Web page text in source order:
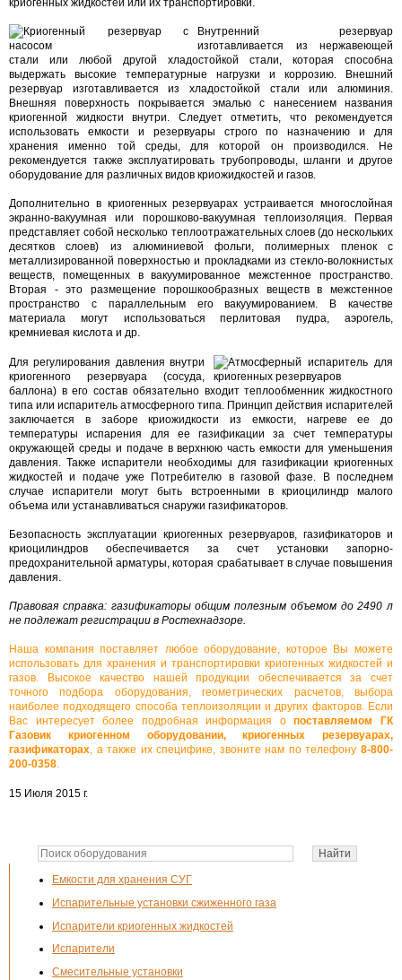
Емкости для хранения СУГ
Испарительные установки сжиженного газа
Испарители криогенных жидкостей
Испарители
Смесительные установки
криогенных жидкостей или их транспортировки.
Внутренний резервуар
изготавливается из нержавеющей
стали или любой другой хладостойкой стали, которая способна
выдержать высокие температурные нагрузки и коррозию. Внешний
резервуар изготавливается из хладостойкой стали или алюминия.
Внешняя поверхность покрывается эмалью с нанесением названия
криогенной жидкости внутри. Следует отметить, что рекомендуется
использовать емкости и резервуары строго по назначению и для
хранения именно той среды, для которой он производился. Не
рекомендуется также эксплуатировать трубопроводы, шланги и другое
оборудование для различных видов криожидкостей и газов.
Дополнительно в криогенных резервуарах устраивается многослойная
экранно-вакуумная или порошково-вакуумная теплоизоляция. Первая
представляет собой несколько теплоотражательных слоев (до нескольких
десятков слоев) из алюминиевой фольги, полимерных пленок с
металлизированной поверхностью и прокладками из стекло-волокнистых
веществ, помещенных в вакуумированное межстенное пространство.
Вторая - это размещение порошкообразных веществ в межстенное
пространство с параллельным его вакуумированием. В качестве
материала могут использоваться перлитовая пудра, аэрогель,
кремниевая кислота и др.
Для регулирования давления внутри
криогенного резервуара (сосуда,
баллона) в его состав обязательно входит теплообменник жидкостного
типа или испаритель атмосферного типа. Принцип действия испарителей
заключается в заборе криожидкости из емкости, нагреве ее до
температуры испарения для ее газификации за счет температуры
окружающей среды и подаче в верхнюю часть емкости для уменьшения
давления. Также испарители необходимы для газификации криогенных
жидкостей и подаче уже Потребителю в газовой фазе. В последнем
случае испарители могут быть встроенными в криоцилиндр малого
объема или устанавливаться снаружи газификаторов.
Безопасность эксплуатации криогенных резервуаров, газификаторов и
криоцилиндров обеспечивается за счет установки запорно-
предохранительной арматуры, которая срабатывает в случае повышения
давления.
Правовая справка: газификаторы общим полезным объемом до 2490 л
не подлежат регистрации в Ростехнадзоре.
Наша компания поставляет любое оборудование, которое Вы можете
использовать для хранения и транспортировки криогенных жидкостей и
газов. Высокое качество нашей продукции обеспечивается за счет
точного подбора оборудования, геометрических расчетов, выбора
наиболее подходящего способа теплоизоляции и других факторов. Если
Вас интересует более подробная информация опоставляемом ГК
Газовик криогенном оборудовании, криогенных резервуарах,
газификаторах, а также их специфике, звоните нам по телефону 8-800-
200-0358.
15 Июля 2015 г.